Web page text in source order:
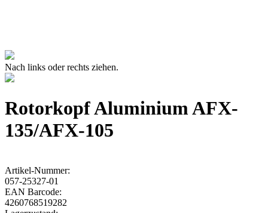
Nach links oder rechts ziehen.
Rotorkopf Aluminium AFX-
135/AFX-105
Artikel-Nummer:
057-25327-01
EAN Barcode:
4260768519282